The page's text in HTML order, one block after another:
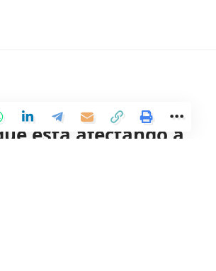
climático es una
está afectando a